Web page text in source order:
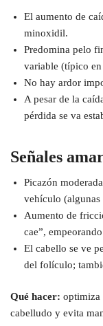
El aumento de
minoxidil.
Predomina pelo
variable (típico
No hay ardor
A pesar de la
pérdida se va
Señales
Picazón
vehículo (algunas
Aumento de
cae”,
El cabello se ve
del folículo;
Qué hacer: optimiza
cabelludo y evita